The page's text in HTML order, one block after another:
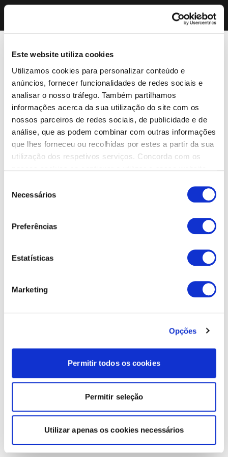
Este website utiliza cookies
Utilizamos cookies para personalizar conteúdo e
anúncios, fornecer funcionalidades de redes sociais e
analisar o nosso tráfego. Também partilhamos
informações acerca da sua utilização do site com os
nossos parceiros de redes sociais, de publicidade e de
análise, que as podem combinar com outras informações
que lhes forneceu ou recolhidas por estes a partir da sua
utilização dos respetivos serviços. Concorda com os
Necessários
Preferências
Estatísticas
Marketing
Opções
Permitir todos os cookies
Permitir seleção
Utilizar apenas os cookies necessários